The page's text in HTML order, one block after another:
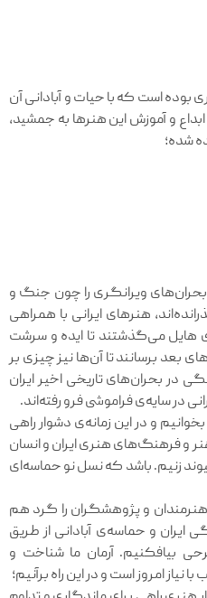
بوده است که با حیات و آبادانی آن
و آموزش این هنرها به جمشید،
شده؛
بحران‌های ویرانگری را چون جنگ و
هنرهای ایرانی با همراهی
هایل می‌گذشتند تا ایده و سرشت
بعد برسانند تا آن‌ها نیز چیزی بر
در بحران‌های تاریخی اخیر ایران
در سایه‌ی فراموشی فرو رفته‌اند.
بخوانیم و در این زمانه‌ی دشوار راهی
و فرهنگ‌های هنری ایران و انسان
پیوند زنیم. باشد که نسل نو حماسه‌ای
هنرمندان و پژوهشگران را گرد هم
ایران و حماسه‌ی آبادانی از طریق
بیافکنیم. آرمان ما شناخت و
امروز است و در این راه برآنیم؛